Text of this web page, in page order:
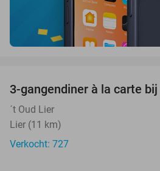
3-gangendiner à la carte
´t Oud Lier
Lier (11 km)
Verkocht: 727